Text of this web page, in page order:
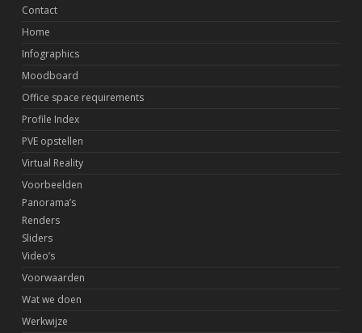
Contact
Home
Infographics
Moodboard
Office space requirements
Profile Index
PVE opstellen
Virtual Reality
Voorbeelden
Panorama’s
Renders
Sliders
Video’s
Voorwaarden
Wat we doen
Werkwijze